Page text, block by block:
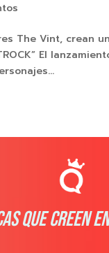
The Vint, crean
El
QUE CREEN